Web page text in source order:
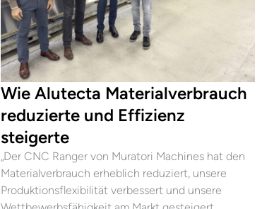
Wie Alutecta Materialverbrauch
reduzierte und Effizienz
steigerte
„Der CNC Ranger von Muratori Machines hat den
Materialverbrauch erheblich reduziert, unsere
Produktionsflexibilität verbessert und unsere